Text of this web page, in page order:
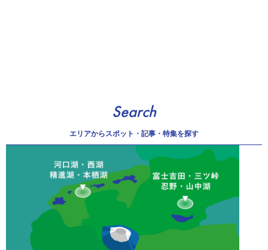
Search
エリアからスポット・記事・特集を探す